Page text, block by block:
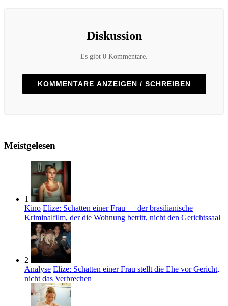
Diskussion
Es gibt 0 Kommentare.
KOMMENTARE ANZEIGEN / SCHREIBEN
Meistgelesen
1
Kino Elize: Schatten einer Frau — der brasilianische
Kriminalfilm, der die Wohnung betritt, nicht den Gerichtssaal
2
Analyse Elize: Schatten einer Frau stellt die Ehe vor Gericht,
nicht das Verbrechen